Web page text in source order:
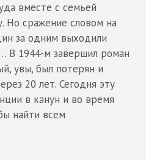
вместе с семьей
Но сражение словом на
за одним выходили
В 1944-м завершил роман
увы, был потерян и
20 лет. Сегодня эту
в канун и во время
найти всем